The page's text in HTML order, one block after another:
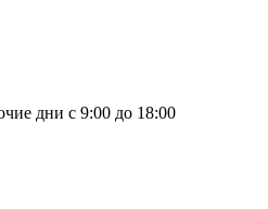
дни с 9:00 до 18:00